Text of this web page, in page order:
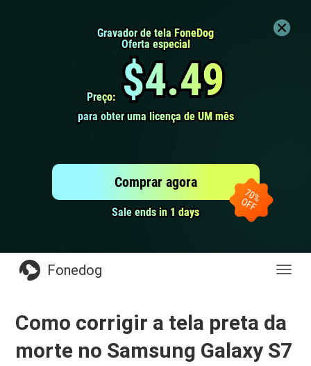
Gravador de tela FoneDog
Gravador de tela FoneDog
Oferta especial
Oferta especial
Preço:
Preço: $4.49
$4.49
para obter uma licença de UM mês
para obter uma licença de UM mês
Sale ends in 1 days
Sale ends in 1 days
Comprar agora
Fonedog
Como corrigir a tela preta da
morte no Samsung Galaxy S7